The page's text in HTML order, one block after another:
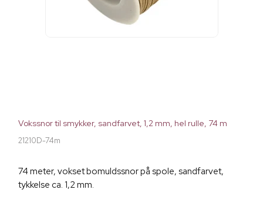
Vokssnor til smykker, sandfarvet, 1,2 mm, hel rulle, 74 m
21210D-74m
74 meter, vokset bomuldssnor på spole, sandfarvet,
tykkelse ca. 1,2 mm.